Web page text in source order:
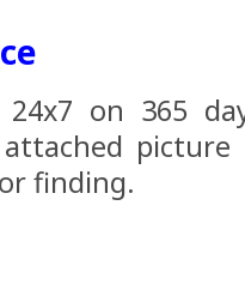
on 365
attached
finding.